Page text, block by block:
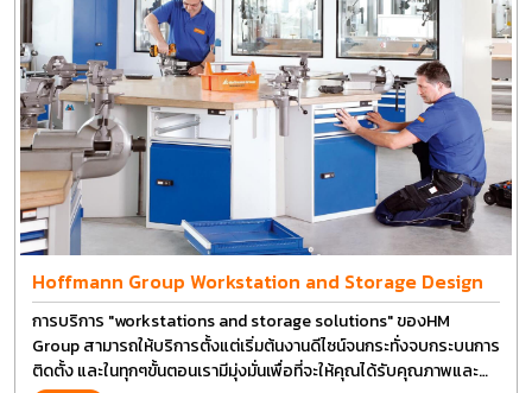
Hoffmann Group Workstation and Storage Design
การบริการ "workstations and storage solutions" ของHM
Group สามารถให้บริการตั้งแต่เริ่มต้นงานดีไซน์จนกระทั่งจบกระบนการ
ติดตั้ง และในทุกๆขั้นตอนเรามีมุ่งมั่นเพื่อที่จะให้คุณได้รับคุณภาพและ